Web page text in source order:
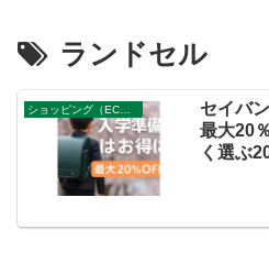
ランドセル
セイバ
最大20
く選ぶ